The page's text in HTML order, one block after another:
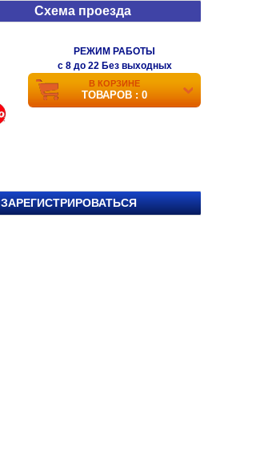
Схема проезда
РЕЖИМ РАБОТЫ
c 8 до 22 Без выходных
В КОРЗИНЕ
ТОВАРОВ : 0
ЗАРЕГИСТРИРОВАТЬСЯ